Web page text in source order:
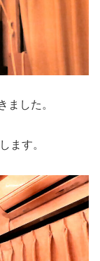
ました。
ます。